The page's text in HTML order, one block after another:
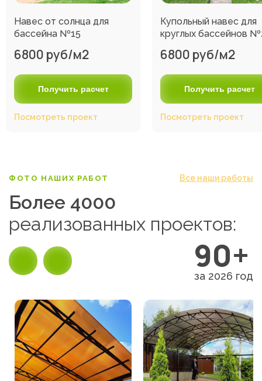
Навес от солнца для
бассейна №15
6800 руб/м2
Получить расчет
Посмотреть проект
Купольный навес для
круглых бассейнов
6800 руб/м2
Получить расчет
Посмотреть проект
ФОТО НАШИХ РАБОТ Все наши работы
Более 4000
реализованных проектов:
90+
за 2026 год